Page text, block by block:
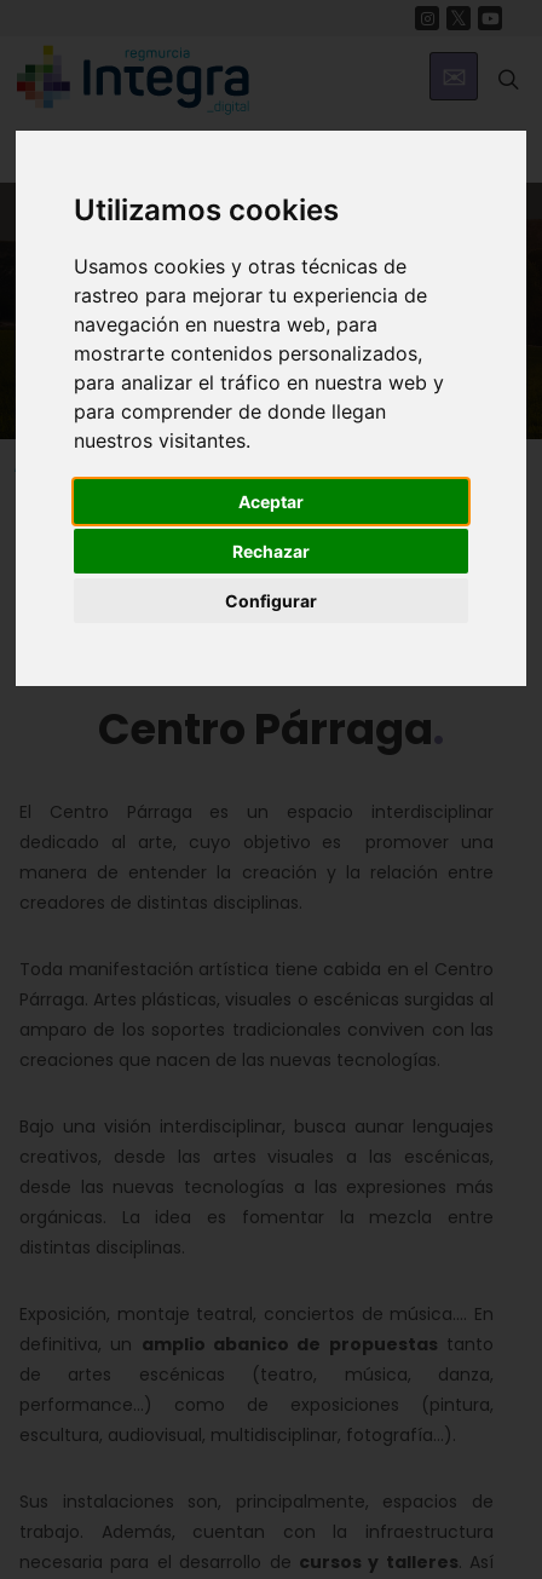
Utilizamos cookies
Usamos cookies y otras técnicas de
rastreo para mejorar tu experiencia de
navegación en nuestra web, para
mostrarte contenidos personalizados,
para analizar el tráfico en nuestra web y
para comprender de donde llegan
nuestros visitantes.
Aceptar
Rechazar
Configurar
MUNICIPIOS
Murcia
Centro Párraga
Murcia
Introducción Instalaciones Edificio
Centro Párraga
El Centro Párraga es un espacio interdisciplinar
dedicado al arte, cuyo objetivo es promover una
manera de entender la creación y la relación entre
creadores de distintas disciplinas.
Toda manifestación artística tiene cabida en el Centro
Párraga. Artes plásticas, visuales o escénicas surgidas al
amparo de los soportes tradicionales conviven con las
creaciones que nacen de las nuevas tecnologías.
Bajo una visión interdisciplinar, busca aunar lenguajes
creativos, desde las artes visuales a las escénicas,
desde las nuevas tecnologías a las expresiones más
orgánicas. La idea es fomentar la mezcla entre
distintas disciplinas.
Exposición, montaje teatral, conciertos de música…. En
definitiva, un amplio abanico de propuestas tanto
de artes escénicas (teatro, música, danza,
performance…) como de exposiciones (pintura,
escultura, audiovisual, multidisciplinar, fotografía…).
Sus instalaciones son, principalmente, espacios de
trabajo. Además, cuentan con la infraestructura
necesaria para el desarrollo de cursos y talleres. Así